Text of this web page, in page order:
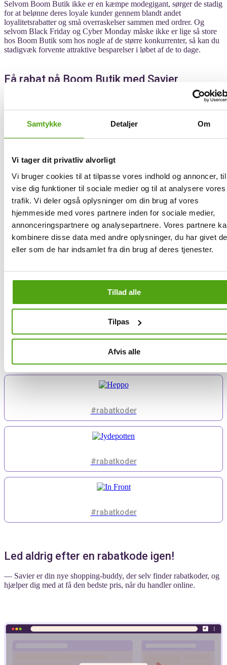
Samtykke Detaljer Om
Vi tager dit privatliv alvorligt
Vi bruger cookies til at tilpasse vores indhold og annoncer,
vise dig funktioner til sociale medier og til at analysere vores
trafik. Vi deler også oplysninger om din brug af vores
hjemmeside med vores partnere inden for sociale medier,
annonceringspartnere og analysepartnere. Vores partnere
kombinere disse data med andre oplysninger, du har givet
eller som de har indsamlet fra din brug af deres tjenester.
Tillad alle
Tilpas
Afvis alle
Selvom Boom Butik ikke er en kæmpe modegigant, sørger de stadig
for at belønne deres loyale kunder gennem blandt andet
loyalitetsrabatter og små overraskelser sammen med ordrer. Og
selvom Black Friday og Cyber Monday måske ikke er lige så store
hos Boom Butik som hos nogle af de større konkurrenter, så kan du
stadigvæk forvente attraktive besparelser i løbet af de to dage.
Få rabat på Boom Butik med Savier
Rabatkoder er et nyttigt værktøj til dig, der gerne vil spare penge,
besparelser, direkte prisnedsættelser og tilbud om gratis fragt – og
ofte kan de gøre en stor forskel for din samlede handel. Derfor er det
Med shoppingassistenten Savier bliver jagten på rabatkoder en leg.
Savier sørger nemlig for at finde og teste alle de tilgængelige
rabatkoder for at sikre, at de er gyldige, og giver dig den størst
mulige besparelse. Alt du skal gøre, er at integrere Savier i din
købsproces - herefter klarer den resten. Når du aktivere assistenten
med et enkelt klik, finder Savier og anvender automatisk den mest
fordelagtige rabatkode direkte i din indkøbskurv hos Boom Butik.
Lignende butikker med rabat
#rabatkoder
#rabatkoder
#rabatkoder
#rabatkoder
Led aldrig efter en rabatkode igen!
— Savier er din nye shopping-buddy, der selv finder rabatkoder, og
hjælper dig med at få den bedste pris, når du handler online.